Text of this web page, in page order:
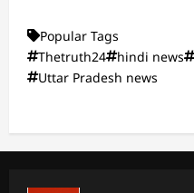
Popular Tags
Thetruth24
hindi news
Uttar Pradesh news